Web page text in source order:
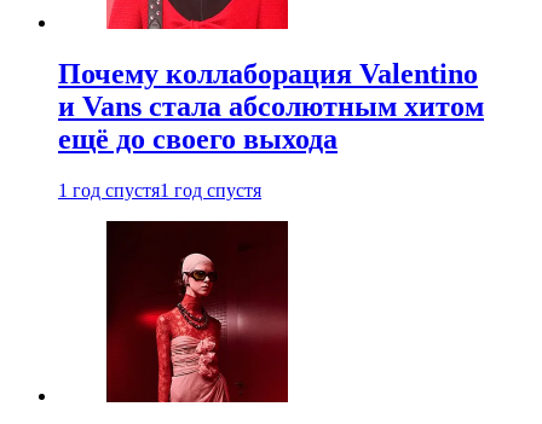
Почему коллаборация Valentino
и Vans стала абсолютным хитом
ещё до своего выхода
1 год спустя1 год спустя